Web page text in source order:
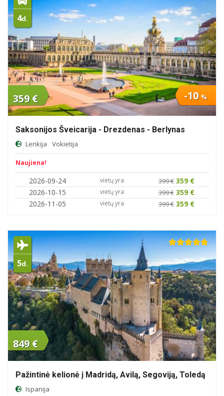
4d.
359 € -10 %
Saksonijos Šveicarija - Drezdenas - Berlynas
Lenkija Vokietija
Naujiena!
2026-09-24 vietų yra 399 € 359 €
2026-10-15
vietų yra 399 € 359 €
2026-11-05
vietų yra 399 € 359 €
5d.
849 €
Pažintinė kelionė į Madridą, Avilą, Segoviją, Toledą
Ispanija